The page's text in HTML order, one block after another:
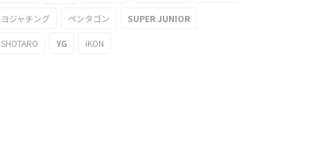
ヨジャチング ペンタゴン SUPER JUNIOR
SHOTARO YG iKON